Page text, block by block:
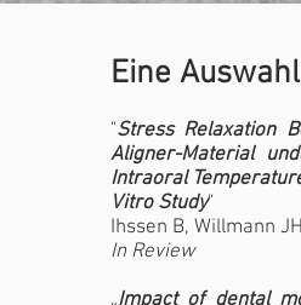
Eine
"Stress Relaxation
Aligner-Material
Intraoral
Vitro Study"
Ihssen B, Willmann
In Review
„Impact of dental